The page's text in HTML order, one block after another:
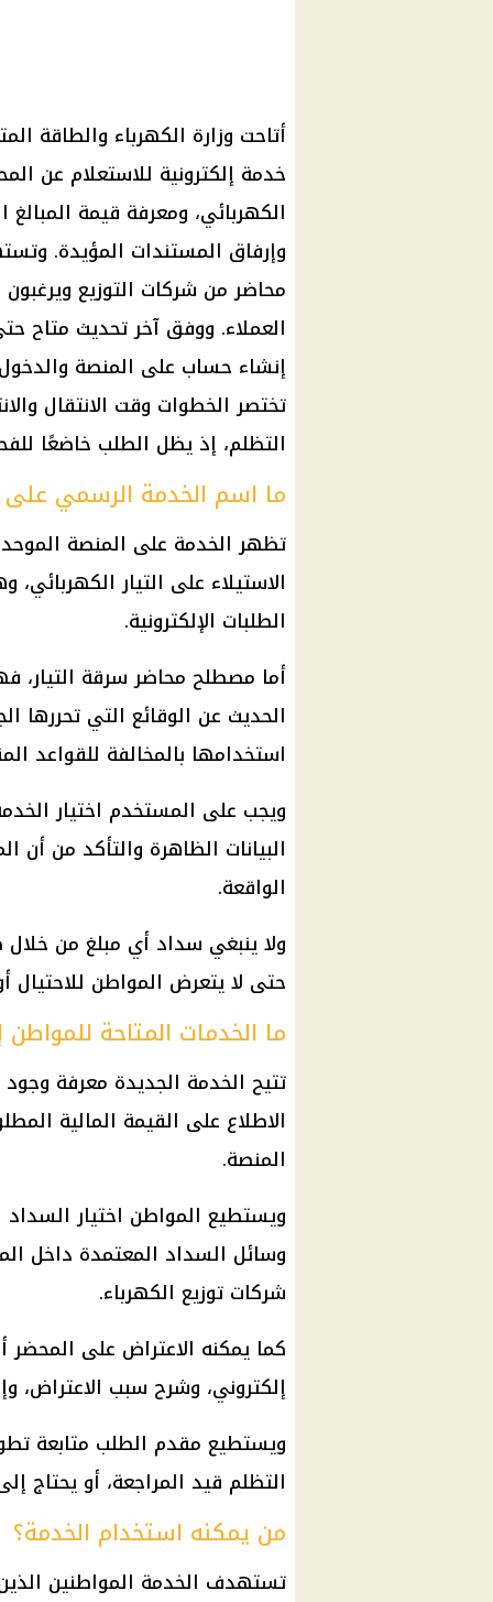
أتاحت وزارة الكهرباء والطاقة
خدمة إلكترونية للاستعلام عن
الكهربائي، ومعرفة قيمة
وإرفاق المستندات المؤيدة.
محاضر من شركات التوزيع
إنشاء حساب على المنصة والدخول
تختصر الخطوات وقت الانتقال
التظلم، إذ يظل الطلب خاضعًا
ما اسم الخدمة الرسمي على
تظهر الخدمة على المنصة
الاستيلاء على التيار
الطلبات الإلكترونية.
أما مصطلح محاضر سرقة التيار،
الحديث عن الوقائع التي
استخدامها بالمخالفة للقواعد
ويجب على المستخدم اختيار
البيانات الظاهرة والتأكد من
الواقعة.
ولا ينبغي سداد أي مبلغ من خلال
حتى لا يتعرض المواطن للاحتيال
ما الخدمات المتاحة للمواطن
تتيح الخدمة الجديدة معرفة
الاطلاع على القيمة المالية
المنصة.
ويستطيع المواطن اختيار السداد
وسائل السداد المعتمدة داخل
شركات توزيع الكهرباء.
كما يمكنه الاعتراض على
إلكتروني، وشرح سبب الاعتراض،
ويستطيع مقدم الطلب متابعة
التظلم قيد المراجعة، أو يحتاج
من يمكنه استخدام الخدمة؟
تستهدف الخدمة المواطنين